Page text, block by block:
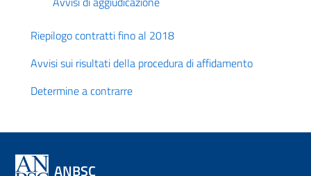
Riepilogo contratti fino al 2018
Avvisi sui risultati della procedura di affidamento
Determine a contrarre
ANBSC